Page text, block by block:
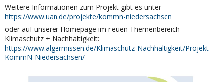
Weitere Informationen zum Projekt gibt es unter
https://www.uan.de/projekte/kommn-niedersachsen
oder auf unserer Homepage im neuen Themenbereich
Klimaschutz + Nachhaltigkeit:
https://www.algermissen.de/Klimaschutz-Nachhaltigkeit/Projekt-
KommN-Niedersachsen/